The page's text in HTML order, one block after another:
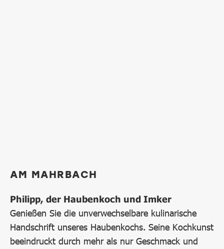
AM MAHRBACH
Philipp, der Haubenkoch und Imker
Genießen Sie die unverwechselbare kulinarische
Handschrift unseres Haubenkochs. Seine Kochkunst
beeindruckt durch mehr als nur Geschmack und